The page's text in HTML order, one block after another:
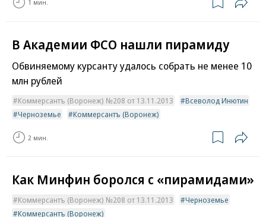
1 мин.
В Академии ФСО нашли пирамиду
Обвиняемому курсанту удалось собрать не менее 10
млн рублей
Коммерсантъ (Воронеж) №208 от 13.11.2013
Всеволод Инютин
Черноземье
Коммерсантъ (Воронеж)
2 мин.
Как Минфин боролся с «пирамидами»
Коммерсантъ (Воронеж) №208 от 13.11.2013
Черноземье
Коммерсантъ (Воронеж)